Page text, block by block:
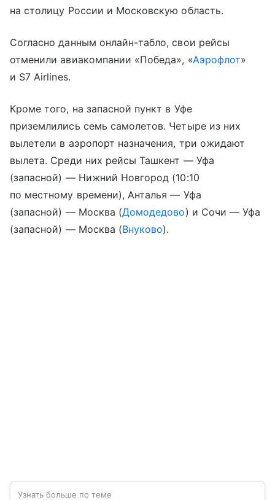
на столицу России и Московскую область.
Согласно данным онлайн-табло, свои рейсы
отменили авиакомпании «Победа», «Аэрофлот»
и S7 Airlines.
Кроме того, на запасной пункт в Уфе
приземлились семь самолетов. Четыре из них
вылетели в аэропорт назначения, три ожидают
вылета. Среди них рейсы Ташкент — Уфа
(запасной) — Нижний Новгород (10:10
по местному времени), Анталья — Уфа
(запасной) — Москва (Домодедово) и Сочи — Уфа
(запасной) — Москва (Внуково).
Узнать больше по теме